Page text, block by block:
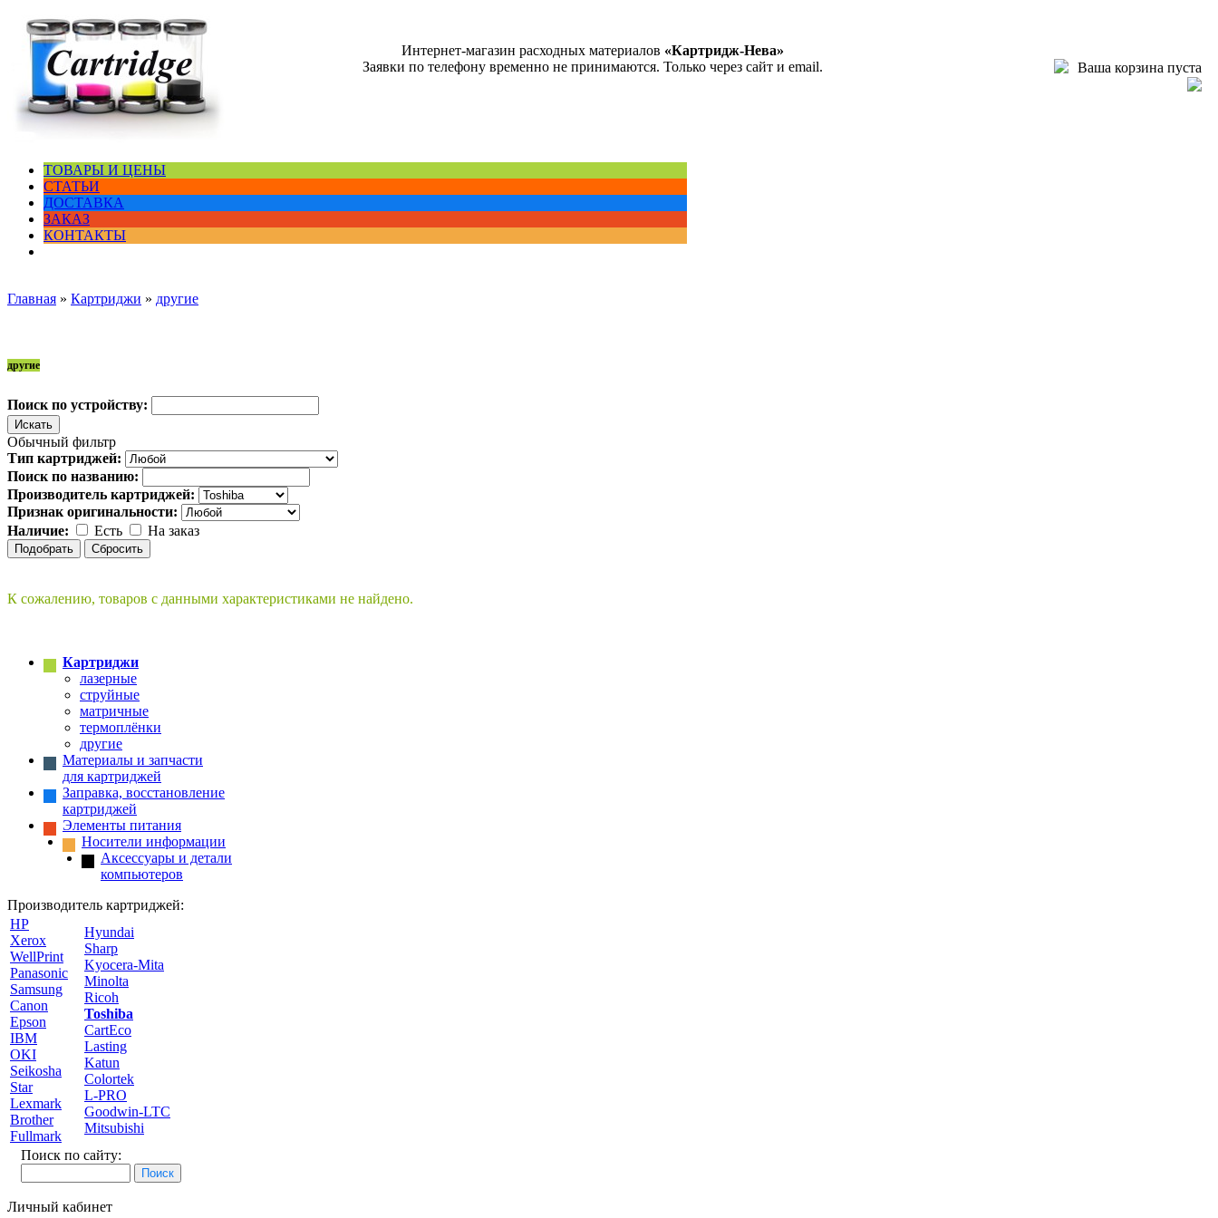
Интернет-магазин расходных материалов «Картридж-Нева»
Заявки по телефону временно не принимаются. Только через сайт и email.
Ваша корзина пуста
ТОВАРЫ И ЦЕНЫ
СТАТЬИ
ДОСТАВКА
ЗАКАЗ
КОНТАКТЫ
Главная » Картриджи » другие
другие
Поиск по устройству:
Обычный фильтр
Тип картриджей:
Поиск по названию:
Производитель картриджей:
Признак оригинальности:
Наличие:
Есть На заказ
К сожалению, товаров с данными характеристиками не найдено.
Картриджи
лазерные
струйные
матричные
термоплёнки
другие
Материалы и запчасти
для картриджей
Заправка, восстановление
картриджей
Элементы питания
Носители информации
Аксессуары и детали
компьютеров
Производитель картриджей:
HP
Xerox
WellPrint
Panasonic
Samsung
Canon
Epson
IBM
OKI
Seikosha
Star
Lexmark
Brother
Fullmark
Hyundai
Sharp
Kyocera-Mita
Minolta
Ricoh
Toshiba
CartEco
Lasting
Katun
Colortek
L-PRO
Goodwin-LTC
Mitsubishi
Поиск по сайту:
Личный кабинет